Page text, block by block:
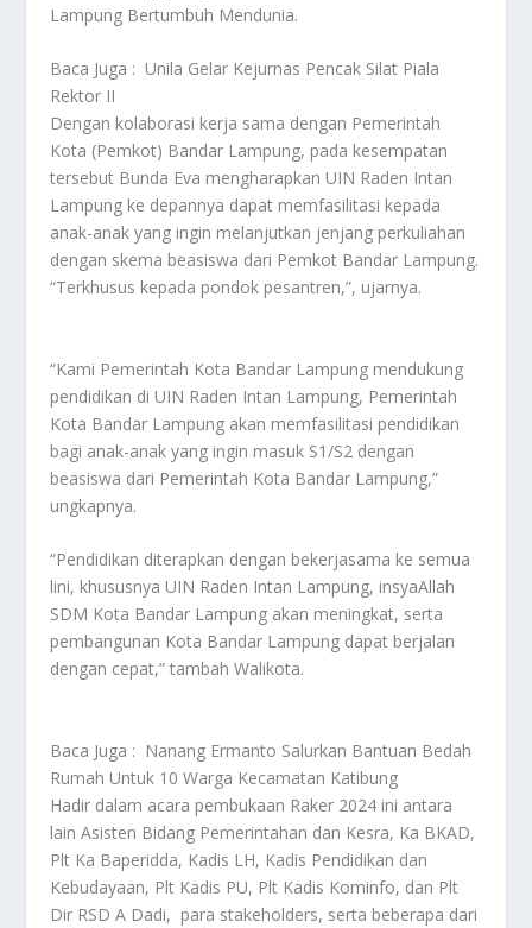
Lampung Bertumbuh Mendunia.
Baca Juga : Unila Gelar Kejurnas Pencak Silat Piala
Rektor II
Dengan kolaborasi kerja sama dengan Pemerintah
Kota (Pemkot) Bandar Lampung, pada kesempatan
tersebut Bunda Eva mengharapkan UIN Raden Intan
Lampung ke depannya dapat memfasilitasi kepada
anak-anak yang ingin melanjutkan jenjang perkuliahan
dengan skema beasiswa dari Pemkot Bandar Lampung.
“Terkhusus kepada pondok pesantren,”, ujarnya.
“Kami Pemerintah Kota Bandar Lampung mendukung
pendidikan di UIN Raden Intan Lampung, Pemerintah
Kota Bandar Lampung akan memfasilitasi pendidikan
bagi anak-anak yang ingin masuk S1/S2 dengan
beasiswa dari Pemerintah Kota Bandar Lampung,”
ungkapnya.
“Pendidikan diterapkan dengan bekerjasama ke semua
lini, khususnya UIN Raden Intan Lampung, insyaAllah
SDM Kota Bandar Lampung akan meningkat, serta
pembangunan Kota Bandar Lampung dapat berjalan
dengan cepat,” tambah Walikota.
Baca Juga : Nanang Ermanto Salurkan Bantuan Bedah
Rumah Untuk 10 Warga Kecamatan Katibung
Hadir dalam acara pembukaan Raker 2024 ini antara
lain Asisten Bidang Pemerintahan dan Kesra, Ka BKAD,
Plt Ka Baperidda, Kadis LH, Kadis Pendidikan dan
Kebudayaan, Plt Kadis PU, Plt Kadis Kominfo, dan Plt
Dir RSD A Dadi, para stakeholders, serta beberapa dari